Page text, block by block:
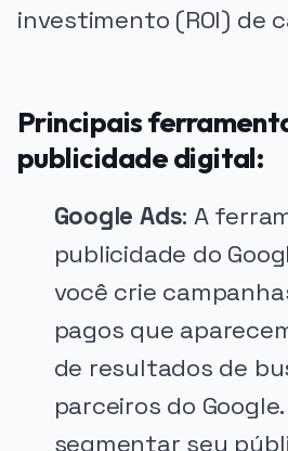
investimento (ROI) de
Principais
publicidade digital:
Google Ads: A
publicidade do
você crie
pagos que
de resultados de
parceiros do
segmentar seu